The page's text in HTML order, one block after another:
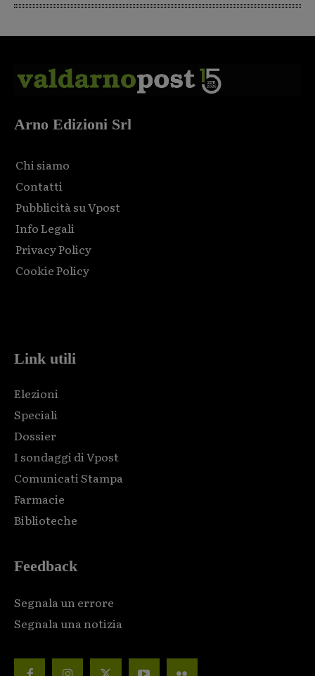
Arno Edizioni Srl
Chi siamo
Contatti
Pubblicità su Vpost
Info Legali
Privacy Policy
Cookie Policy
Link utili
Elezioni
Speciali
Dossier
I sondaggi di Vpost
Comunicati Stampa
Farmacie
Biblioteche
Feedback
Segnala un errore
Segnala una notizia